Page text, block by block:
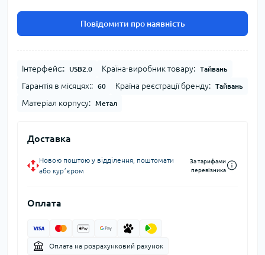
Повідомити про наявність
Інтерфейс:: USB2.0 Країна-виробник товару: Тайвань
Гарантія в місяцях:: 60 Країна реєстрації бренду: Тайвань
Матеріал корпусу: Метал
Доставка
Новою поштою у відділення, поштомати
або курʼєром
За тарифами
перевізника
Оплата
Оплата на розрахунковий рахунок